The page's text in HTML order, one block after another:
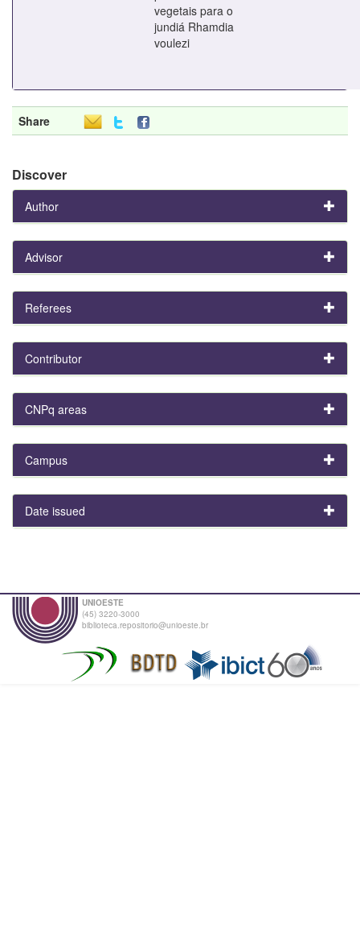
vegetais para o
jundiá Rhamdia
voulezi
Share
Discover
Author
Advisor
Referees
Contributor
CNPq areas
Campus
Date issued
UNIOESTE
(45) 3220-3000
biblioteca.repositorio@unioeste.br